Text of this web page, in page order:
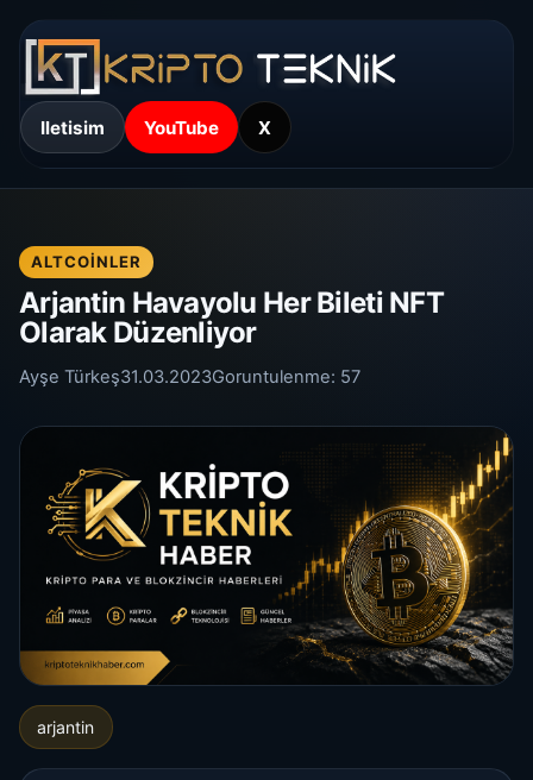
Iletisim YouTube X
ALTCOINLER
Arjantin Havayolu Her Bileti NFT
Olarak Düzenliyor
Ayşe Türkeş31.03.2023Goruntulenme: 57
arjantin